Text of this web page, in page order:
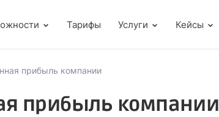
Тарифы Услуги Кейсы
прибыль компании
прибыль компании